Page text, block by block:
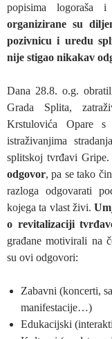
popisima logoraša
organizirane su
pozivnicu i uredu
nije stigao nikakav
Dana 28.8. o.g.
Grada Splita,
Krstulovića Opare
istraživanjima
splitskoj tvrđavi Gripe.
odgovor, pa se tako
razloga odgovarati
kojega ta vlast živi.
o revitalizaciji
građane motivirali na
su ovi odgovori:
Zabavni (koncerti,
manifestacije…)
Edukacijski